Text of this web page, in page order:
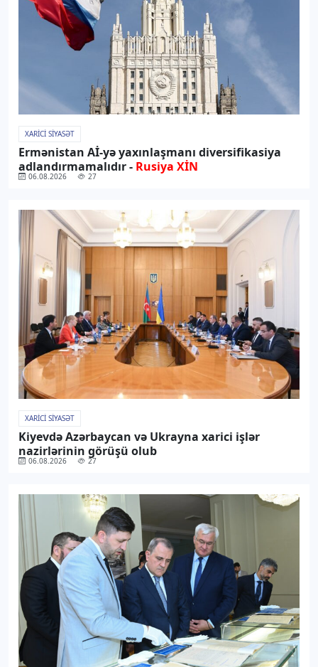
XARICI SIYASƏT
Ermənistan Aİ-yə yaxınlaşmanı diversifikasiya
adlandırmamalıdır - Rusiya XİN
06.08.2026 27
XARICI SIYASƏT
Kiyevdə Azərbaycan və Ukrayna xarici işlər
nazirlərinin görüşü olub
06.08.2026 27